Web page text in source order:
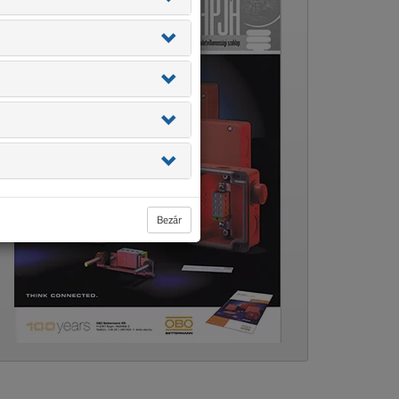
Bezár